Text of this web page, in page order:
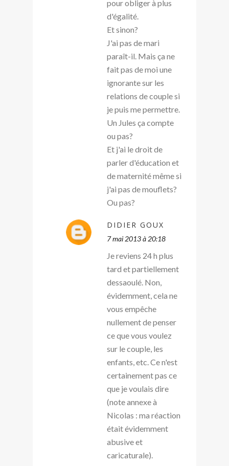
pour obliger à plus
d'égalité.
Et sinon?
J'ai pas de mari
paraît-il. Mais ça ne
fait pas de moi une
ignorante sur les
relations de couple si
je puis me permettre.
Un Jules ça compte
ou pas?
Et j'ai le droit de
parler d'éducation et
de maternité même si
j'ai pas de mouflets?
Ou pas?
DIDIER GOUX
7 mai 2013 à 20:18
Je reviens 24 h plus
tard et partiellement
dessaoulé. Non,
évidemment, cela ne
vous empêche
nullement de penser
ce que vous voulez
sur le couple, les
enfants, etc. Ce n'est
certainement pas ce
que je voulais dire
(note annexe à
Nicolas : ma réaction
était évidemment
abusive et
caricaturale).